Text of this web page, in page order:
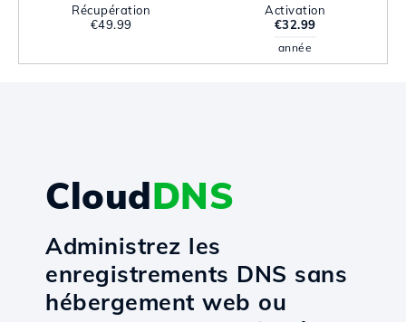
Récupération
€49.99
Activation
€32.99
année
CloudDNS
Administrez les
enregistrements DNS sans
hébergement web ou